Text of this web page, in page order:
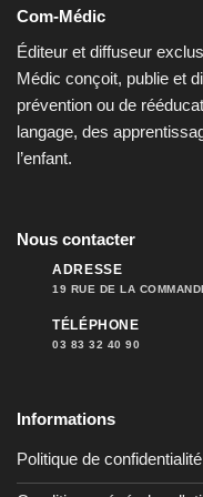
Com-Médic
Éditeur et diffuseur
Médic conçoit, publie et
prévention ou de
langage, des
l’enfant.
Nous contacter
ADRESSE
19 RUE DE LA
TÉLÉPHONE
03 83 32 40 90
Informations
Politique de confidentialité